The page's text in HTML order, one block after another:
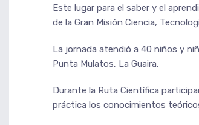
Este lugar para el saber y el
de la Gran Misión Ciencia,
La jornada atendió a 40 niños y
Punta Mulatos, La Guaira.
Durante la Ruta Científica
práctica los conocimientos